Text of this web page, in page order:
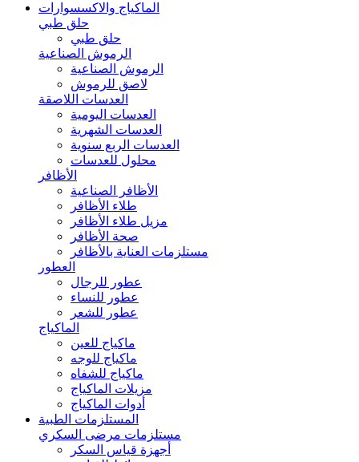
الماكياج والاكسسوارات
حلق طبي
حلق طبي
الرموش الصناعية
الرموش الصناعية
لاصق للرموش
العدسات اللاصقة
العدسات اليومية
العدسات الشهرية
العدسات الربع سنوية
محلول للعدسات
الأظافر
الأظافر الصناعية
طلاء الأظافر
مزيل طلاء الأظافر
صحة الأظافر
مستلزمات العناية بالأظافر
العطور
عطور للرجال
عطور للنساء
عطور للشعر
الماكياج
ماكياج للعين
ماكياج للوجه
ماكياج للشفاه
مزيلات الماكياج
أدوات الماكياج
المستلزمات الطبية
مستلزمات مرضى السكري
أجهزة قياس السكر